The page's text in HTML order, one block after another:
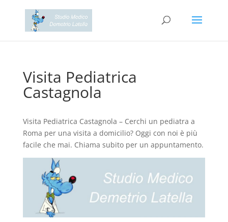
Visita Pediatrica
Castagnola
Visita Pediatrica Castagnola – Cerchi un pediatra a
Roma per una visita a domicilio? Oggi con noi è più
facile che mai. Chiama subito per un appuntamento.